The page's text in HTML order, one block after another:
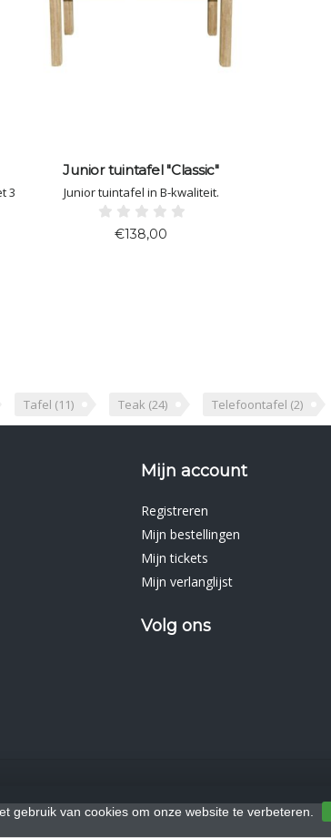
3
Junior tuintafel "Classic"
Junior tuintafel in B-kwaliteit.
€138,00
Tafel (11) Teak (24) Telefoontafel (2)
Mijn account
Registreren
Mijn bestellingen
Mijn tickets
Mijn verlanglijst
Volg ons
gebruik van cookies om onze website te verbeteren.